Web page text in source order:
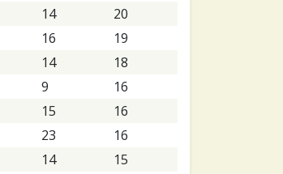
14
20
16
19
14
18
9
16
15
16
23
16
14
15